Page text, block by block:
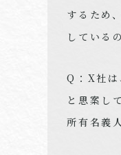
するため
している
Q： X社
と思案し
所有名義